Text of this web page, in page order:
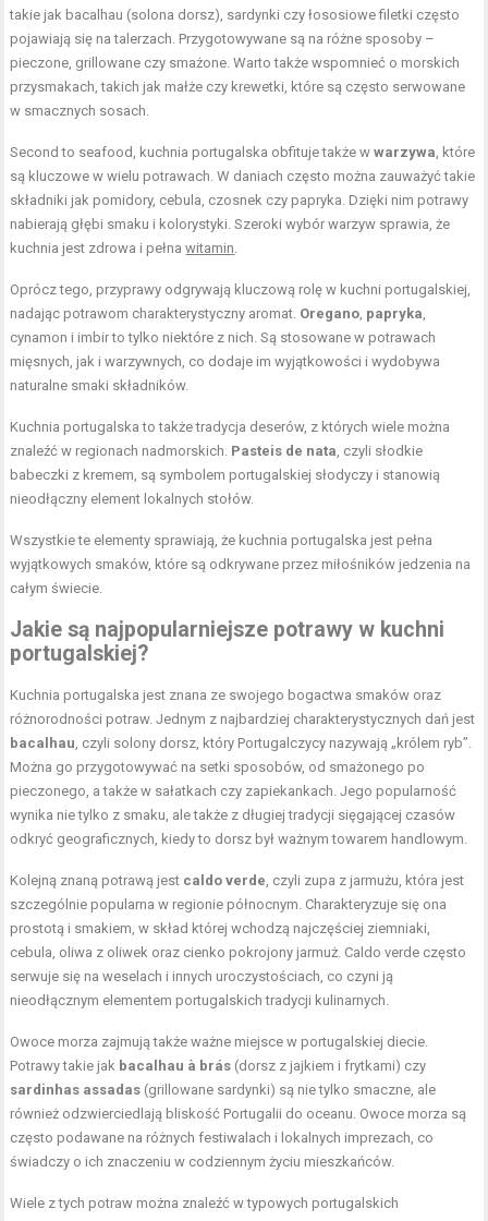
takie jak bacalhau (solona dorsz), sardynki czy łososiowe filetki często
pojawiają się na talerzach. Przygotowywane są na różne sposoby –
pieczone, grillowane czy smażone. Warto także wspomnieć o morskich
przysmakach, takich jak małże czy krewetki, które są często serwowane
w smacznych sosach.
Second to seafood, kuchnia portugalska obfituje także wwarzywa, które
są kluczowe w wielu potrawach. W daniach często można zauważyć takie
składniki jak pomidory, cebula, czosnek czy papryka. Dzięki nim potrawy
nabierają głębi smaku i kolorystyki. Szeroki wybór warzyw sprawia, że
kuchnia jest zdrowa i pełnawitamin.
Oprócz tego, przyprawy odgrywają kluczową rolę w kuchni portugalskiej,
nadając potrawom charakterystyczny aromat. Oregano, papryka,
cynamon i imbir to tylko niektóre z nich. Są stosowane w potrawach
mięsnych, jak i warzywnych, co dodaje im wyjątkowości i wydobywa
naturalne smaki składników.
Kuchnia portugalska to także tradycja deserów, z których wiele można
znaleźć w regionach nadmorskich. Pasteis de nata, czyli słodkie
babeczki z kremem, są symbolem portugalskiej słodyczy i stanowią
nieodłączny element lokalnych stołów.
Wszystkie te elementy sprawiają, że kuchnia portugalska jest pełna
wyjątkowych smaków, które są odkrywane przez miłośników jedzenia na
całym świecie.
Jakie są najpopularniejsze potrawy w kuchni
portugalskiej?
Kuchnia portugalska jest znana ze swojego bogactwa smaków oraz
różnorodności potraw. Jednym z najbardziej charakterystycznych dań jest
bacalhau, czyli solony dorsz, który Portugalczycy nazywają „królem ryb”.
Można go przygotowywać na setki sposobów, od smażonego po
pieczonego, a także w sałatkach czy zapiekankach. Jego popularność
wynika nie tylko z smaku, ale także z długiej tradycji sięgającej czasów
odkryć geograficznych, kiedy to dorsz był ważnym towarem handlowym.
Kolejną znaną potrawą jest caldo verde, czyli zupa z jarmużu, która jest
szczególnie popularna w regionie północnym. Charakteryzuje się ona
prostotą i smakiem, w skład której wchodzą najczęściej ziemniaki,
cebula, oliwa z oliwek oraz cienko pokrojony jarmuż. Caldo verde często
serwuje się na weselach i innych uroczystościach, co czyni ją
nieodłącznym elementem portugalskich tradycji kulinarnych.
Owoce morza zajmują także ważne miejsce w portugalskiej diecie.
Potrawy takie jak bacalhau à brás (dorsz z jajkiem i frytkami) czy
sardinhas assadas (grillowane sardynki) są nie tylko smaczne, ale
również odzwierciedlają bliskość Portugalii do oceanu. Owoce morza są
często podawane na różnych festiwalach i lokalnych imprezach, co
świadczy o ich znaczeniu w codziennym życiu mieszkańców.
Wiele z tych potraw można znaleźć w typowych portugalskich